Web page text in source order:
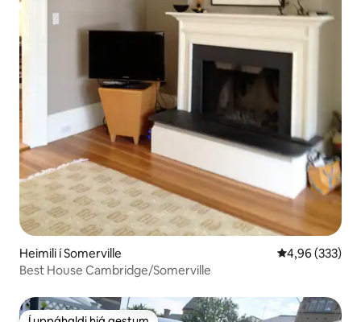
Heimili í Somerville 4,96 af 5 í
4,96 (333)
Best House Cambridge/Somerville